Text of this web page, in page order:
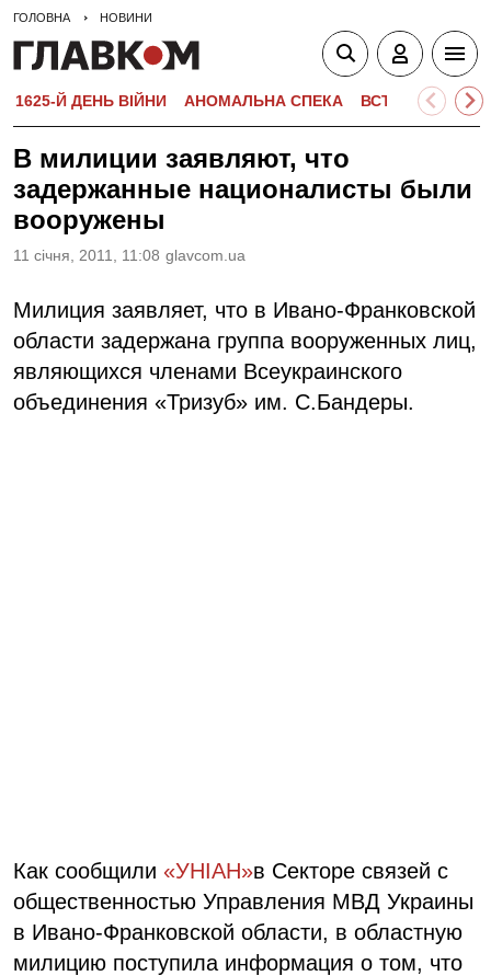
ГОЛОВНА НОВИНИ
1625-Й ДЕНЬ ВІЙНИ АНОМАЛЬНА СПЕКА ВСТУПНА
В милиции заявляют, что
задержанные националисты были
вооружены
11 сiчня, 2011, 11:08 glavcom.ua
Милиция заявляет, что в Ивано-Франковской
области задержана группа вооруженных лиц,
являющихся членами Всеукраинского
объединения «Тризуб» им. С.Бандеры.
Как сообщили «УНІАН»в Секторе связей с
общественностью Управления МВД Украины
в Ивано-Франковской области, в областную
милицию поступила информация о том, что